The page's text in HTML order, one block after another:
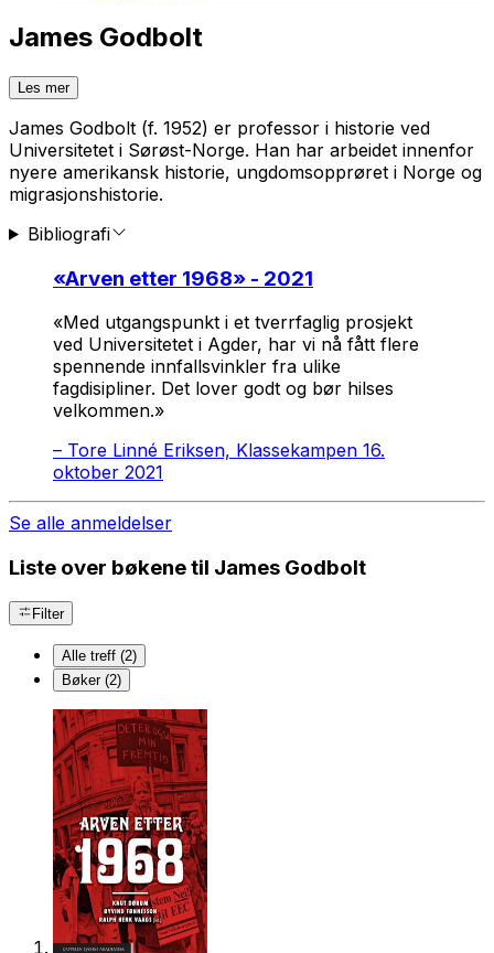
James Godbolt
Les mer
James Godbolt (f. 1952) er professor i historie ved
Universitetet i Sørøst-Norge. Han har arbeidet innenfor
nyere amerikansk historie, ungdomsopprøret i Norge og
migrasjonshistorie.
Bibliografi
«Arven etter 1968» - 2021
«Med utgangspunkt i et tverrfaglig prosjekt
ved Universitetet i Agder, har vi nå fått flere
spennende innfallsvinkler fra ulike
fagdisipliner. Det lover godt og bør hilses
velkommen.»
– Tore Linné Eriksen, Klassekampen 16.
oktober 2021
Se alle anmeldelser
Liste over bøkene til James Godbolt
Filter
Alle treff (2)
Bøker (2)